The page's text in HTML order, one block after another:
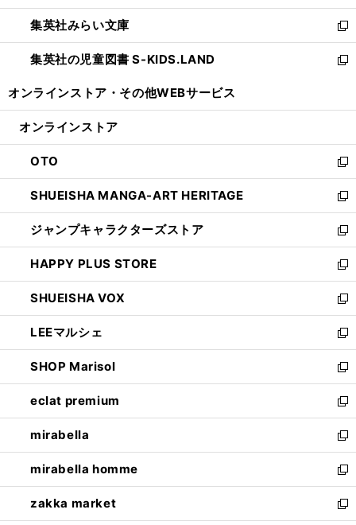
開
く
ウ
で
開
く
ン
ド
ウ
で
ウ
ィ
ン
ド
開
集英社みらい文庫
新
し
い
ン
ウ
で
開
く
集英社の児童図書 S-KIDS.LAND
新
ウ
ン
ド
ウ
で
開
く
オンラインストア・ その他WEBサービス
オンラインストア
OTO
新
し
い
ウ
ィ
ン
ド
ウ
で
開
く
SHUEISHA MANGA-ART HERITAGE
新
し
い
ウ
ィ
ン
ド
ウ
で
開
く
ジャンプキャラクターズストア
新
し
い
ウ
ィ
ン
ド
ウ
で
開
く
HAPPY PLUS STORE
新
し
い
ウ
ィ
ン
ド
ウ
で
開
く
SHUEISHA VOX
新
し
い
ウ
ィ
ン
ド
ウ
で
開
く
LEEマルシェ
新
し
い
ウ
ィ
ン
ド
ウ
で
開
く
SHOP Marisol
新
し
い
ウ
ィ
ン
ド
ウ
で
開
eclat premium
新
し
い
ウ
ィ
ン
ド
ウ
mirabella
新
し
い
ウ
ィ
ン
mirabella homme
新
し
い
zakka market
新